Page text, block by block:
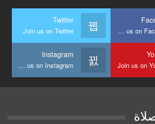
Join us on Facebook
Twitter
Join us on Twitter
Join us on
Instagram
Join us on Instagram